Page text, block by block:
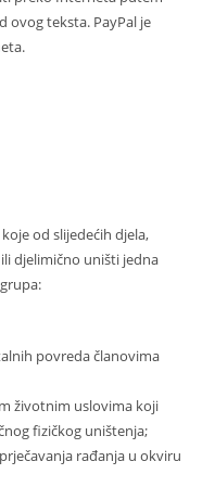
ovog teksta. PayPal je
od slijedećih djela,
djelimično uništi jedna
povreda članovima
životnim uslovima koji
fizičkog uništenja;
rađanja u okviru